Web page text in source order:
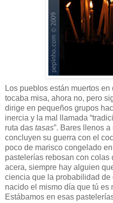
Los pueblos están muertos
tocaba misa, ahora no, pero
dirige en pequeños grupos
inercia y la mal llamada
ruta das tasas”. Bares llenos
concluyen su guerra con el
poco de marisco congelado
pastelerías rebosan con colas
acera, siempre hay alguien
ciencia que la probabilidad
nacido el mismo día que tú es
Estábamos en esas